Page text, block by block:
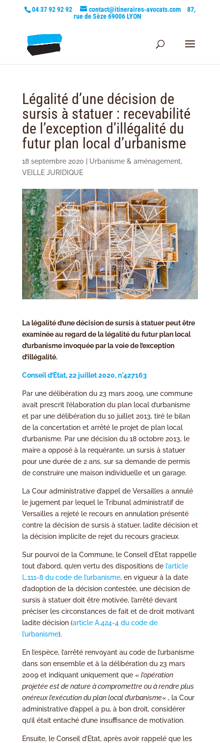
04 37 92 92 92 contact@itineraires-avocats.com
87,
rue de Sèze 69006 LYON
Légalité d’une décision de
sursis à statuer : recevabilité
de l’exception d’illégalité du
futur plan local d’urbanisme
18 septembre 2020 Urbanisme & aménagement,
VEILLE JURIDIQUE
La légalité d’une décision de sursis à statuer peut être
examinée au regard de la légalité du futur plan local
d’urbanisme invoquée par la voie de l’exception
d’illégalité.
Conseil d’Etat, 22 juillet 2020, n°427163
Par une délibération du 23 mars 2009, une commune
avait prescrit l’élaboration du plan local d’urbanisme
et par une délibération du 10 juillet 2013, tiré le bilan
de la concertation et arrêté le projet de plan local
d’urbanisme. Par une décision du 18 octobre 2013, le
maire a opposé à la requérante, un sursis à statuer
pour une durée de 2 ans, sur sa demande de permis
de construire une maison individuelle et un garage.
La Cour administrative d’appel de Versailles a annulé
le jugement par lequel le Tribunal administratif de
Versailles a rejeté le recours en annulation présenté
contre la décision de sursis à statuer, ladite décision et
la décision implicite de rejet du recours gracieux.
Sur pourvoi de la Commune, le Conseil d’Etat rappelle
tout d’abord, qu’en vertu des dispositions de l’article
L.111-8 du code de l’urbanisme, en vigueur à la date
d’adoption de la décision contestée, une décision de
sursis à statuer doit être motivée, l’arrêté devant
préciser les circonstances de fait et de droit motivant
ladite décision (article A.424-4 du code de
l’urbanisme).
En l’espèce, l’arrêté renvoyant au code de l’urbanisme
dans son ensemble et à la délibération du 23 mars
2009 et indiquant uniquement que « l’opération
projetée est de nature à compromettre ou à rendre plus
onéreux l’exécution du plan local d’urbanisme« , la Cour
administrative d’appel a pu, à bon droit, considérer
qu’il était entaché d’une insuffisance de motivation.
Ensuite, le Conseil d’Etat, après avoir rappelé que les